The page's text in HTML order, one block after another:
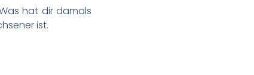
hat dir damals
ist.